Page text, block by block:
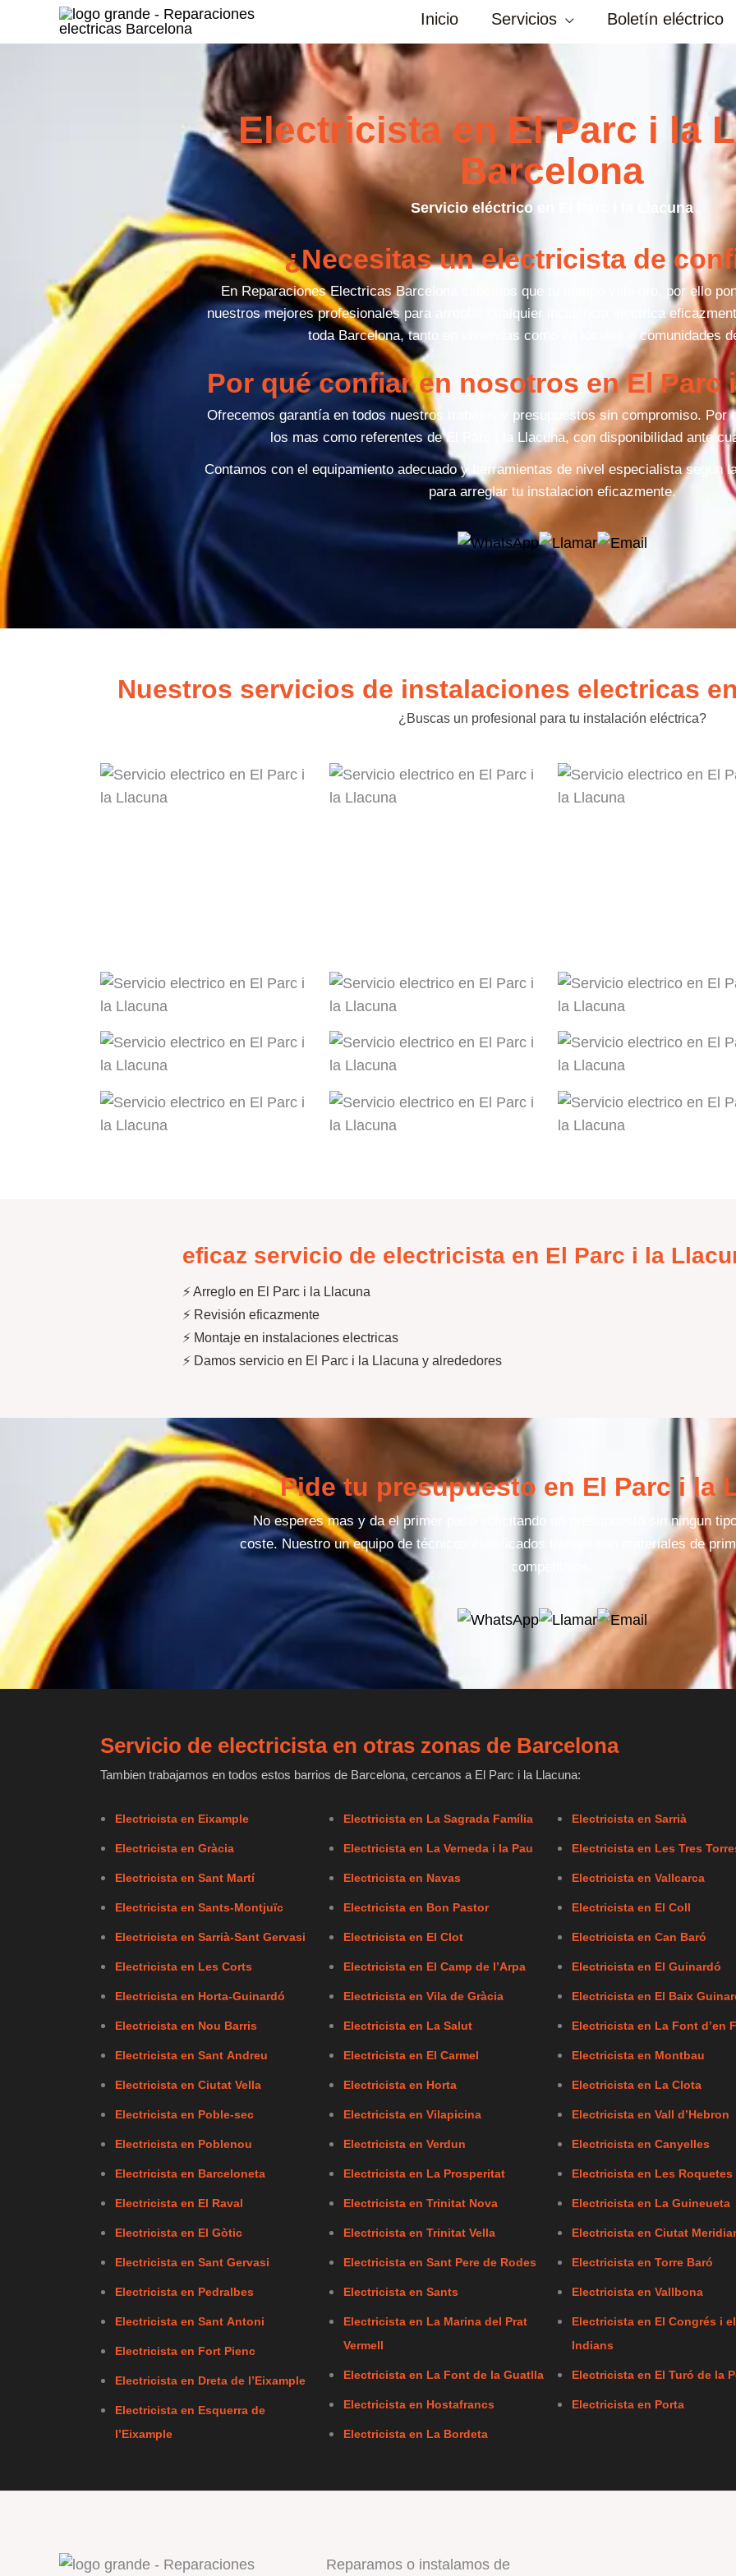
Inicio Servicios Boletín eléctrico
Electricista en El Parc i la
Barcelona
Servicio eléctrico en El Parc i la Llacuna
¿Necesitas un electricista de
En Reparaciones Electricas Barcelona sabemos que tu tiempo vale oro, por ello
nuestros mejores profesionales para arreglar cualquier incidencia electrica
toda Barcelona, tanto en viviendas como en locales o comunidades
Por qué confiar en nosotros en El Parc
Ofrecemos garantía en todos nuestros trabajos y presupuestos sin compromiso. Por
los mas como referentes de El Parc i la Llacuna, con disponibilidad ante
Contamos con el equipamiento adecuado y herramientas de nivel especialista segun
para arreglar tu instalacion eficazmente.
Nuestros servicios de instalaciones electricas
¿Buscas un profesional para tu instalación eléctrica?
eficaz servicio de electricista en El Parc i la
⚡ Arreglo en El Parc i la Llacuna
⚡ Revisión eficazmente
⚡ Montaje en instalaciones electricas
⚡ Damos servicio en El Parc i la Llacuna y alrededores
Pide tu presupuesto en El Parc i la
No esperes mas y da el primer paso solicitando un presupuesto sin ningun
coste. Nuestro un equipo de técnicos cualificados trabaja con materiales de
competitivos.
Servicio de electricista en otras zonas de Barcelona
Tambien trabajamos en todos estos barrios de Barcelona, cercanos a El Parc i la Llacuna:
Electricista en Eixample
Electricista en Gràcia
Electricista en Sant Martí
Electricista en Sants-Montjuïc
Electricista en Sarrià-Sant Gervasi
Electricista en Les Corts
Electricista en Horta-Guinardó
Electricista en Nou Barris
Electricista en Sant Andreu
Electricista en Ciutat Vella
Electricista en Poble-sec
Electricista en Poblenou
Electricista en Barceloneta
Electricista en El Raval
Electricista en El Gòtic
Electricista en Sant Gervasi
Electricista en Pedralbes
Electricista en Sant Antoni
Electricista en Fort Pienc
Electricista en Dreta de l’Eixample
Electricista en Esquerra de
l’Eixample
Electricista en La Sagrada Família
Electricista en La Verneda i la Pau
Electricista en Navas
Electricista en Bon Pastor
Electricista en El Clot
Electricista en El Camp de l’Arpa
Electricista en Vila de Gràcia
Electricista en La Salut
Electricista en El Carmel
Electricista en Horta
Electricista en Vilapicina
Electricista en Verdun
Electricista en La Prosperitat
Electricista en Trinitat Nova
Electricista en Trinitat Vella
Electricista en Sant Pere de Rodes
Electricista en Sants
Electricista en La Marina del Prat
Vermell
Electricista en La Font de la Guatlla
Electricista en Hostafrancs
Electricista en La Bordeta
Electricista en Sarrià
Electricista en Les Tres
Electricista en Vallcarca
Electricista en El Coll
Electricista en Can Baró
Electricista en El Guinardó
Electricista en El Baix
Electricista en La Font d’en
Electricista en Montbau
Electricista en La Clota
Electricista en Vall d’Hebron
Electricista en Canyelles
Electricista en Les Roquetes
Electricista en La Guineueta
Electricista en Ciutat
Electricista en Torre Baró
Electricista en Vallbona
Electricista en El Congrés i
Indians
Electricista en El Turó de la
Electricista en Porta
Reparamos o instalamos de